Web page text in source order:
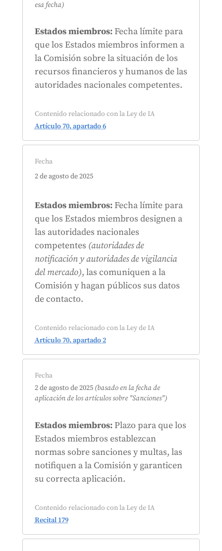
esa fecha)
Estados miembros:Fecha límite para
que los Estados miembros informen a
la Comisión sobre la situación de los
recursos financieros y humanos de las
autoridades nacionales competentes.
Contenido relacionado con la Ley de IA
Artículo 70, apartado 6
Fecha
2 de agosto de 2025
Estados miembros:Fecha límite para
que los Estados miembros designen a
las autoridades nacionales
competentes (autoridades de
notificación y autoridades de vigilancia
del mercado), las comuniquen a la
Comisión y hagan públicos sus datos
de contacto.
Contenido relacionado con la Ley de IA
Artículo 70, apartado 2
Fecha
2 de agosto de 2025 (basado en la fecha de
aplicación de los artículos sobre "Sanciones")
Estados miembros:Plazo para que los
Estados miembros establezcan
normas sobre sanciones y multas, las
notifiquen a la Comisión y garanticen
su correcta aplicación.
Contenido relacionado con la Ley de IA
Recital 179